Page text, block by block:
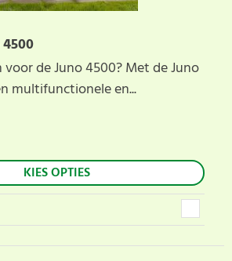
de Juno 4500? Met de Juno
multifunctionele en...
KIES OPTIES